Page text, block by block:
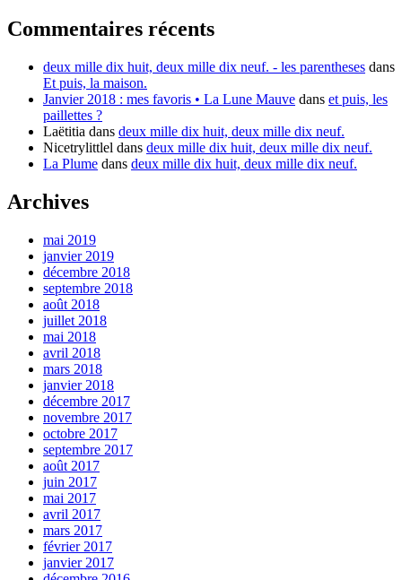
Commentaires récents
deux mille dix huit, deux mille dix neuf. - les parentheses dans
Et puis, la maison.
Janvier 2018 : mes favoris • La Lune Mauve dans et puis, les
paillettes ?
Laëtitia dans deux mille dix huit, deux mille dix neuf.
Nicetrylittlel dans deux mille dix huit, deux mille dix neuf.
La Plume dans deux mille dix huit, deux mille dix neuf.
Archives
mai 2019
janvier 2019
décembre 2018
septembre 2018
août 2018
juillet 2018
mai 2018
avril 2018
mars 2018
janvier 2018
décembre 2017
novembre 2017
octobre 2017
septembre 2017
août 2017
juin 2017
mai 2017
avril 2017
mars 2017
février 2017
janvier 2017